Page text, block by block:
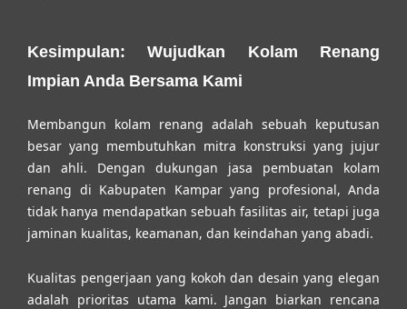
Kesimpulan: Wujudkan Kolam Renang
Impian Anda Bersama Kami
Membangun kolam renang adalah sebuah keputusan
besar yang membutuhkan mitra konstruksi yang jujur
dan ahli. Dengan dukungan jasa pembuatan kolam
renang di Kabupaten Kamparyang profesional, Anda
tidak hanya mendapatkan sebuah fasilitas air, tetapi juga
jaminan kualitas, keamanan, dan keindahan yang abadi.
Kualitas pengerjaan yang kokoh dan desain yang elegan
adalah prioritas utama kami. Jangan biarkan rencana